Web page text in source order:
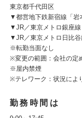
東京都千代田区
▼都営地下鉄新宿線「岩
▼JR／東京メトロ銀座
▼JR／東京メトロ⽇比
※転勤当面なし
※変更の範囲：会社の定
※屋内禁煙
※テレワーク：状況によ
勤務時間は